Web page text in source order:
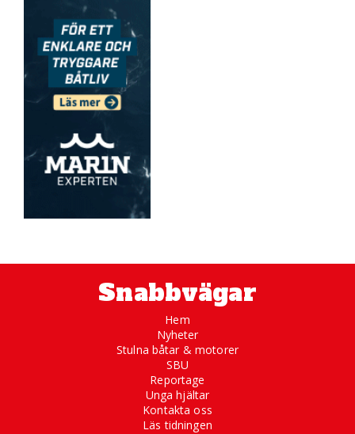
Snabbvägar
Hem
Nyheter
Stulna båtar & motorer
SBU
Reportage
Unga hjältar
Kontakta oss
Läs tidningen